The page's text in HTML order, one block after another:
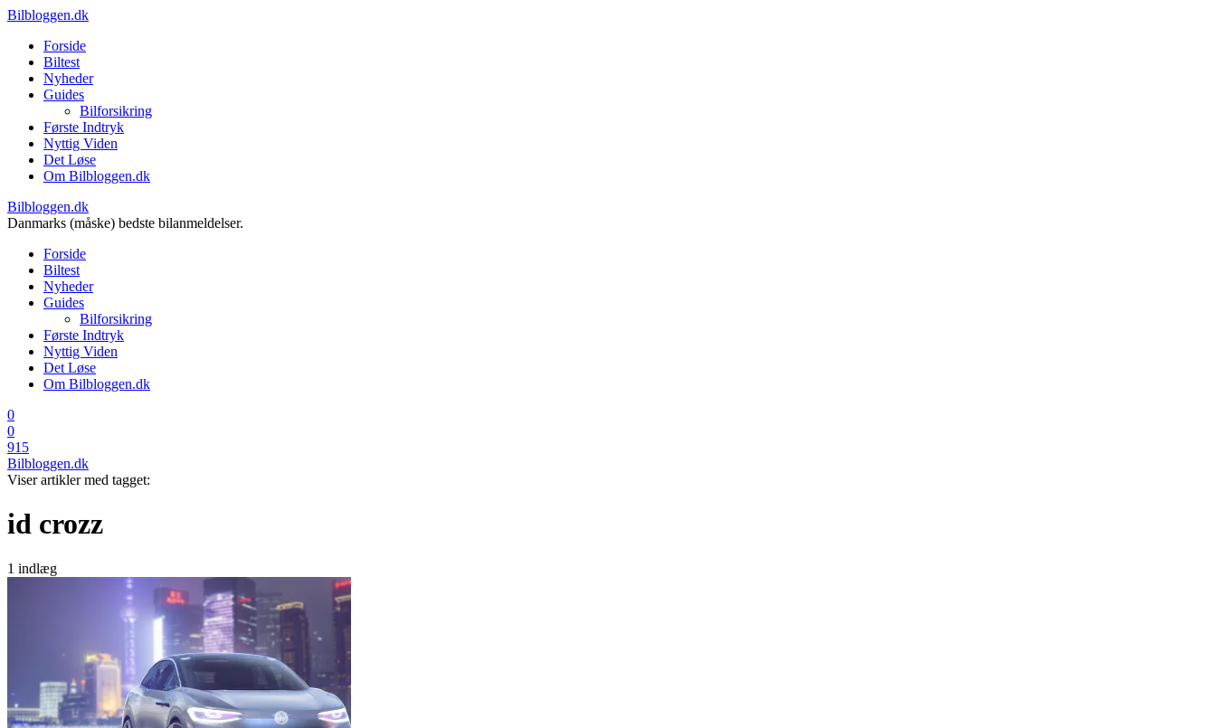
Bilbloggen.dk
Forside
Biltest
Nyheder
Guides
Bilforsikring
Første Indtryk
Nyttig Viden
Det Løse
Om Bilbloggen.dk
Bilbloggen.dk
Danmarks (måske) bedste bilanmeldelser.
Forside
Biltest
Nyheder
Guides
Bilforsikring
Første Indtryk
Nyttig Viden
Det Løse
Om Bilbloggen.dk
0
0
915
Bilbloggen.dk
Viser artikler med tagget:
id crozz
1 indlæg